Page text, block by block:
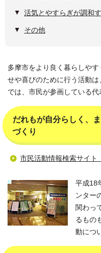
活気とやすらぎが調和
その他
多摩市をより良く暮らしや
せや喜びのために行う活動
では、市民が参画している代
だれもが自分らしく、
づくり
市民活動情報検索サイト
平成18
ンター
関わっ
るもの
動につ